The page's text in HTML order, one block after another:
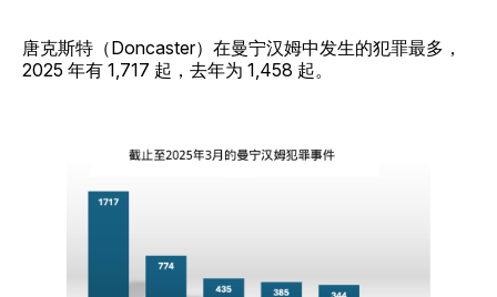
唐克斯特（Doncaster）在曼宁汉姆中发生的犯罪最多，
2025 年有 1,717 起，去年为 1,458 起。